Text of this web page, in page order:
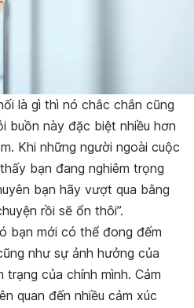
là gì thì nó chắc chắn cũng
buồn này đặc biệt nhiều hơn
Khi những người ngoài cuộc
bạn đang nghiêm trọng
bạn hãy vượt qua bằng
rồi sẽ ổn thôi”.
bạn mới có thể đong đếm
như sự ảnh hưởng của
của chính mình. Cảm
quan đến nhiều cảm xúc